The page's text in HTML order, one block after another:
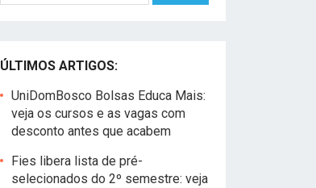
ÚLTIMOS ARTIGOS:
UniDomBosco Bolsas Educa Mais:
veja os cursos e as vagas com
desconto antes que acabem
Fies libera lista de pré-
selecionados do 2º semestre: veja